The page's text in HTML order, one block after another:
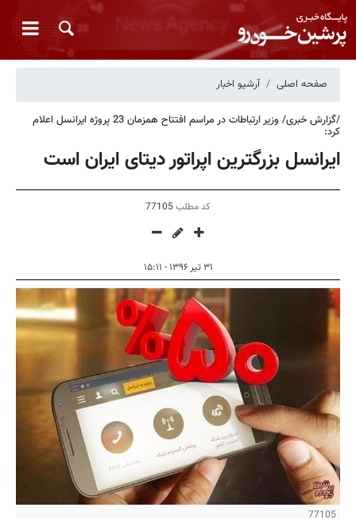
صفحه اصلی آرشیو اخبار
/گزارش خبری/ وزیر ارتباطات در مراسم افتتاح همزمان 23 پروژه ایرانسل اعلام
کرد:
ایرانسل بزرگترین اپراتور دیتای ایران است
کد مطلب77105
۳۱ تیر ۱۳۹۶ - ۱۵:۱۱
77105